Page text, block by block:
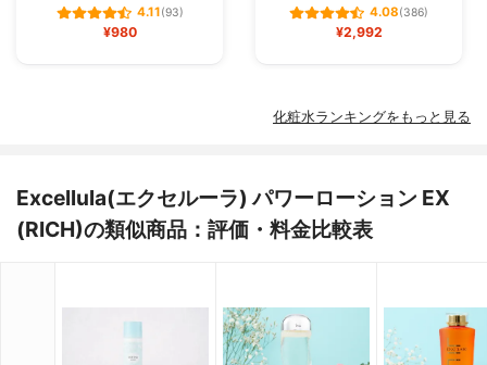
4.11(93)
¥980
4.08(386)
¥2,992
化粧水ランキングをもっと見る
Excellula(エクセルーラ) パワーローション EX
(RICH)の類似商品：評価・料金比較表